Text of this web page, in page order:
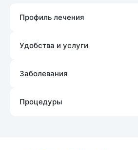
Профиль лечения
Удобства и услуги
Заболевания
Процедуры